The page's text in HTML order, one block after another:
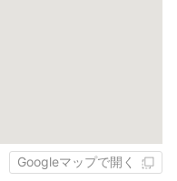
Googleマップで開く